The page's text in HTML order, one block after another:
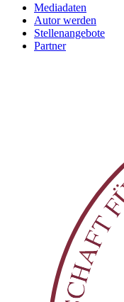
Mediadaten
Autor werden
Stellenangebote
Partner